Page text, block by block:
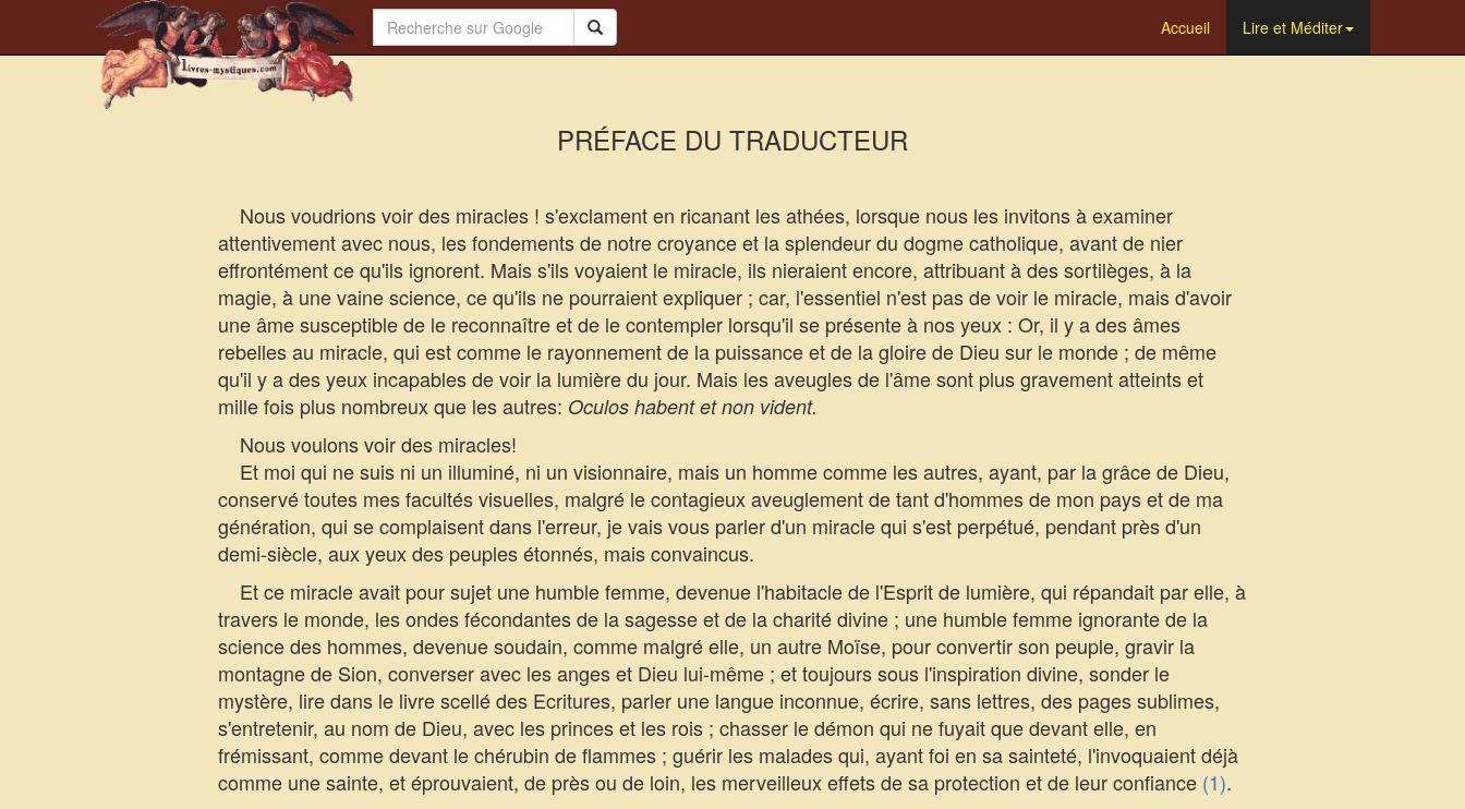
Accueil Lire et Méditer
PRÉFACE DU TRADUCTEUR
Nous voudrions voir des miracles ! s'exclament en ricanant les athées, lorsque nous les invitons à examiner
attentivement avec nous, les fondements de notre croyance et la splendeur du dogme catholique, avant de nier
effrontément ce qu'ils ignorent. Mais s'ils voyaient le miracle, ils nieraient encore, attribuant à des sortilèges, à la
magie, à une vaine science, ce qu'ils ne pourraient expliquer ; car, l'essentiel n'est pas de voir le miracle, mais d'avoir
une âme susceptible de le reconnaître et de le contempler lorsqu'il se présente à nos yeux : Or, il y a des âmes
rebelles au miracle, qui est comme le rayonnement de la puissance et de la gloire de Dieu sur le monde ; de même
qu'il y a des yeux incapables de voir la lumière du jour. Mais les aveugles de l'âme sont plus gravement atteints et
mille fois plus nombreux que les autres: Oculos habent et non vident.
Nous voulons voir des miracles!
Et moi qui ne suis ni un illuminé, ni un visionnaire, mais un homme comme les autres, ayant, par la grâce de Dieu,
conservé toutes mes facultés visuelles, malgré le contagieux aveuglement de tant d'hommes de mon pays et de ma
génération, qui se complaisent dans l'erreur, je vais vous parler d'un miracle qui s'est perpétué, pendant près d'un
demi-siècle, aux yeux des peuples étonnés, mais convaincus.
Et ce miracle avait pour sujet une humble femme, devenue l'habitacle de l'Esprit de lumière, qui répandait par elle, à
travers le monde, les ondes fécondantes de la sagesse et de la charité divine ; une humble femme ignorante de la
science des hommes, devenue soudain, comme malgré elle, un autre Moïse, pour convertir son peuple, gravir la
montagne de Sion, converser avec les anges et Dieu lui-même ; et toujours sous l'inspiration divine, sonder le
mystère, lire dans le livre scellé des Ecritures, parler une langue inconnue, écrire, sans lettres, des pages sublimes,
s'entretenir, au nom de Dieu, avec les princes et les rois ; chasser le démon qui ne fuyait que devant elle, en
frémissant, comme devant le chérubin de flammes ; guérir les malades qui, ayant foi en sa sainteté, l'invoquaient déjà
comme une sainte, et éprouvaient, de près ou de loin, les merveilleux effets de sa protection et de leur confiance (1).